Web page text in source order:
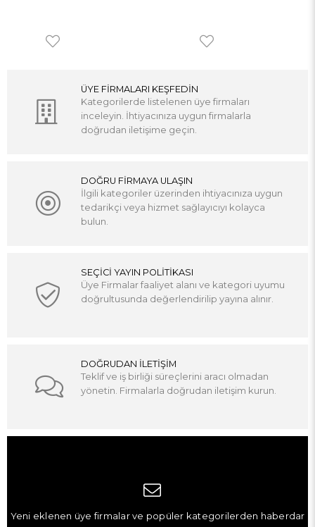
ÜYE FİRMALARI KEŞFEDİN
Kategorilerde listelenen üye firmaları
inceleyin. İhtiyacınıza uygun firmalarla
doğrudan iletişime geçin.
DOĞRU FİRMAYA ULAŞIN
İlgili kategoriler üzerinden ihtiyacınıza uygun
tedarikçi veya hizmet sağlayıcıyı kolayca
bulun.
SEÇİCİ YAYIN POLİTİKASI
Üye Firmalar faaliyet alanı ve kategori uyumu
doğrultusunda değerlendirilip yayına alınır.
DOĞRUDAN İLETİŞİM
Teklif ve iş birliği süreçlerini aracı olmadan
yönetin. Firmalarla doğrudan iletişim kurun.
Yeni eklenen üye firmalar ve popüler kategorilerden haberdar